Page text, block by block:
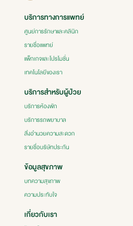
บริการทางการแพทย์
ศูนย์การรักษาและคลินิก
รายชื่อแพทย์
แพ็กเกจและโปรโมชั่น
เทคโนโลยีของเรา
บริการสำหรับผู้ป่วย
บริการห้องพัก
บริการรถพยาบาล
สิ่งอำนวยความสะดวก
รายชื่อบริษัทประกัน
ข้อมูลสุขภาพ
บทความสุขภาพ
ความประทับใจ
เกี่ยวกับเรา